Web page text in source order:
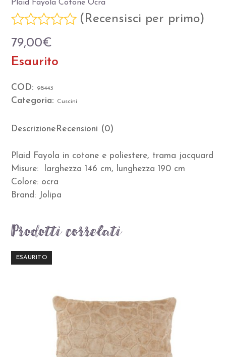
Plaid Fayola Cotone Ocra
Valutato
0
su
( Recensisci per primo)
79,00€
Esaurito
COD: 98443
Categoria: Cuscini
Descrizione Recensioni (0)
Plaid Fayola in cotone e poliestere, trama jacquard
Misure: larghezza 146 cm, lunghezza 190 cm
Colore: ocra
Brand: Jolipa
Prodotti correlati
ESAURITO